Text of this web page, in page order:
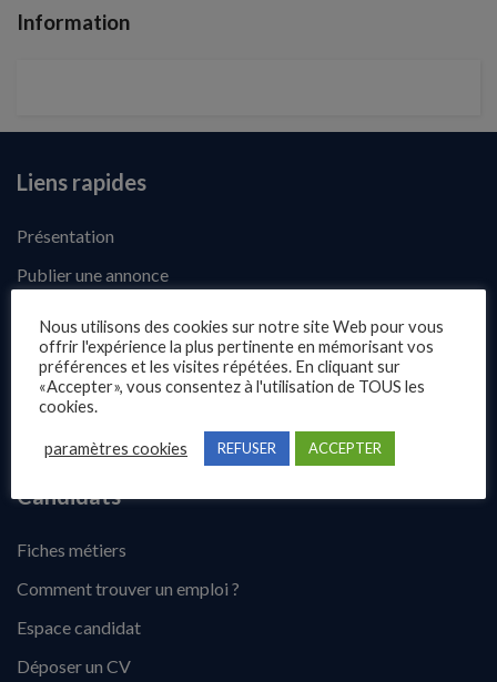
Information
Liens rapides
Présentation
Publier une annonce
Questions fréquentes
Blog
Candidats
Fiches métiers
Comment trouver un emploi ?
Espace candidat
Déposer un CV
Nous utilisons des cookies sur notre site Web pour vous
offrir l'expérience la plus pertinente en mémorisant vos
préférences et les visites répétées. En cliquant sur
«Accepter», vous consentez à l'utilisation de TOUS les
cookies.
paramètres cookies REFUSER ACCEPTER